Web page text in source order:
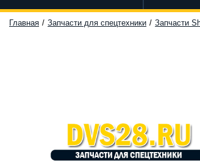
Главная Запчасти для спецтехники Запчасти